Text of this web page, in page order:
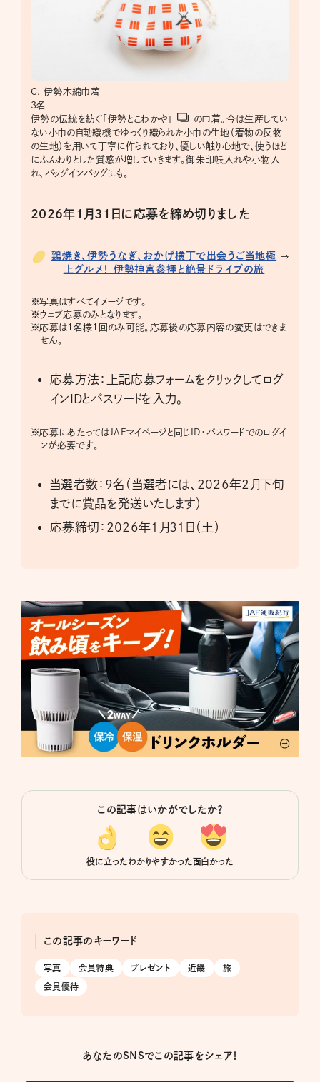
C. 伊勢木綿巾着
3名
伊勢の伝統を紡ぐ 「伊勢とこわかや」
の巾着。今は生産してい
ない小巾の自動織機でゆっくり織られた小巾の生地（着物の反物
の生地）を用いて丁寧に作られており、優しい触り心地で、使うほど
にふんわりとした質感が増していきます。御朱印帳入れや小物入
れ、バッグインバッグにも。
2026年1月31日に応募を締め切りました
鶏焼き、伊勢うなぎ、おかげ横丁で出会うご当地極
上グルメ！ 伊勢神宮参拝と絶景ドライブの旅
※写真はすべてイメージです。
※ウェブ応募のみとなります。
※応募は1名様1回のみ可能。応募後の応募内容の変更はできま
せん。
応募方法：上記応募フォームをクリックしてログ
インIDとパスワードを入力。
※応募にあたってはJAFマイページと同じID・パスワードでのログイ
ンが必要です。
当選者数：9名（当選者には、2026年2月下旬
までに賞品を発送いたします）
応募締切：2026年1月31日（土）
この記事はいかがでしたか？
役に立ったわかりやすかった面白かった
この記事のキーワード
写真 会員特典 プレゼント 近畿 旅
会員優待
あなたのSNSでこの記事をシェア！